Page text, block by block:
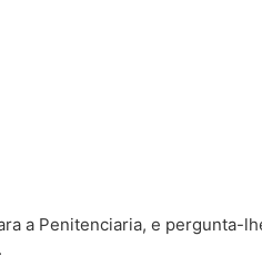
a Penitenciaria, e pergunta-